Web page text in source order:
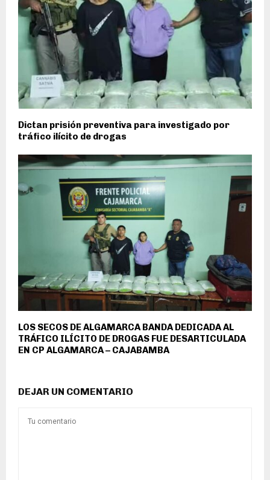
Dictan prisión preventiva para investigado por
tráfico ilícito de drogas
LOS SECOS DE ALGAMARCA BANDA DEDICADA AL
TRÁFICO ILÍCITO DE DROGAS FUE DESARTICULADA
EN CP ALGAMARCA – CAJABAMBA
DEJAR UN COMENTARIO